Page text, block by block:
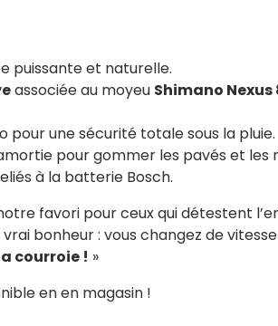
puissante et naturelle.
associée au moyeu Shimano Nexus
pour une sécurité totale sous la pluie.
pour gommer les pavés et les
à la batterie Bosch.
favori pour ceux qui détestent
bonheur : vous changez de
courroie ! »
en en magasin !